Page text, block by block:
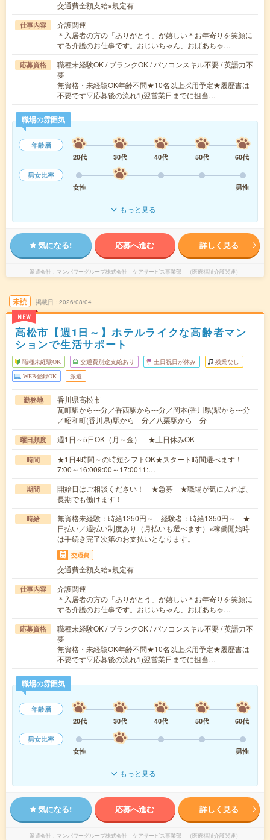
交通費全額支給※規定有
仕事内容
介護関連
＊入居者の方の「ありがとう」が嬉しい＊お年寄りを笑顔に
する介護のお仕事です。おじいちゃん、おばあちゃ…
応募資格
職種未経験OK / ブランクOK / パソコンスキル不要 / 英語力不
要
無資格・未経験OK年齢不問★10名以上採用予定★履歴書は
不要です▽応募後の流れ1)翌営業日までに担当…
職場の雰囲気
年齢層
20代
30代 40代 50代
60代
男女比率
女性
男性
もっと見る
気になる! 応募へ進む 詳しく見る
派遣会社 マンパワーグループ株式会社 ケアサービス事業部 （医療福祉介護関連）
未読
NEW
掲載日 2026/08/04
高松市【週1日～】ホテルライクな高齢者マン
ションで生活サポート
職種未経験OK 交通費別途支給あり 土日祝日が休み 残業なし
WEB登録OK 派遣
勤務地
香川県高松市
瓦町駅から---分／香西駅から---分／岡本(香川県)駅から---分
／昭和町(香川県)駅から---分／八栗駅から---分
曜日頻度 週1日～5日OK（月～金） ★土日休みOK
時間
★1日4時間～の時短シフトOK★スタート時間選べます！
7:00～16:009:00～17:0011:…
期間
開始日はご相談ください！ ★急募 ★職場が気に入れば、
長期でも働けます！
時給
無資格未経験：時給1250円～ 経験者：時給1350円～ ★
日払い／週払い制度あり（月払いも選べます）※稼働開始時
は手続き完了次第のお支払いとなります。
交通費
交通費全額支給※規定有
仕事内容
介護関連
＊入居者の方の「ありがとう」が嬉しい＊お年寄りを笑顔に
する介護のお仕事です。おじいちゃん、おばあちゃ…
応募資格
職種未経験OK / ブランクOK / パソコンスキル不要 / 英語力不
要
無資格・未経験OK年齢不問★10名以上採用予定★履歴書は
不要です▽応募後の流れ1)翌営業日までに担当…
職場の雰囲気
年齢層
20代
30代 40代 50代
60代
男女比率
女性
男性
もっと見る
気になる! 応募へ進む 詳しく見る
派遣会社 マンパワーグループ株式会社 ケアサービス事業部 （医療福祉介護関連）